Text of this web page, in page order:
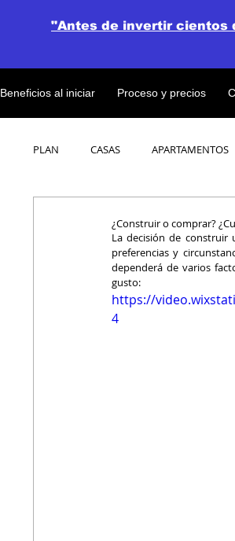
Beneficios al iniciar Proceso y precios
"Antes de invertir cientos
PLAN CASAS APARTAMENTOS
OBRAS DE CONSTRUCCION
¿Construir o comprar?
La decisión de construir
preferencias y
dependerá de varios
gusto:
https://
4